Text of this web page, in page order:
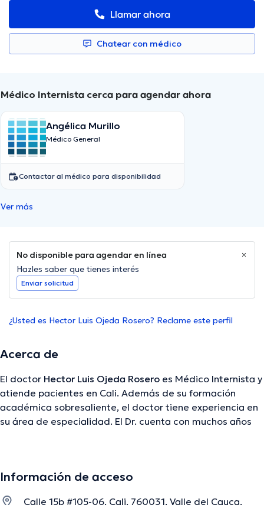
Llamar ahora
Chatear con médico
Médico Internista cerca para agendar ahora
Angélica Murillo
Médico General
Contactar al médico para disponibilidad
Ver más
No disponible para agendar en línea
Hazles saber que tienes interés
Enviar solicitud
¿Usted es Hector Luis Ojeda Rosero? Reclame este perfil
Acerca de
El doctor Hector Luis Ojeda Rosero es Médico Internista y
atiende pacientes en Cali. Además de su formación
académica sobresaliente, el doctor tiene experiencia en
su área de especialidad. El Dr. cuenta con muchos años
ha formado parte en innumerables conferencias con el
Información de acceso
Calle 15b #105-06, Cali, 760031, Valle del Cauca,